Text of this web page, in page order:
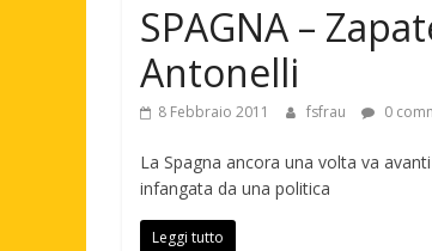
SPAGNA –
Antonelli
8 Febbraio 2011 fsfrau 0
La Spagna ancora una volta va
infangata da una politica
Leggi tutto